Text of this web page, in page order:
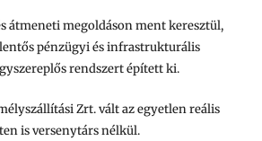
átmeneti megoldáson ment keresztül,
pénzügyi és infrastrukturális
rendszert épített ki.
Zrt. vált az egyetlen reális
is versenytárs nélkül.